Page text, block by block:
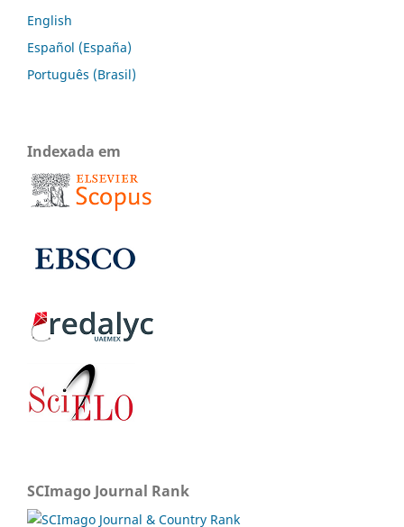
English
Español (España)
Português (Brasil)
Indexada em
SCImago Journal Rank